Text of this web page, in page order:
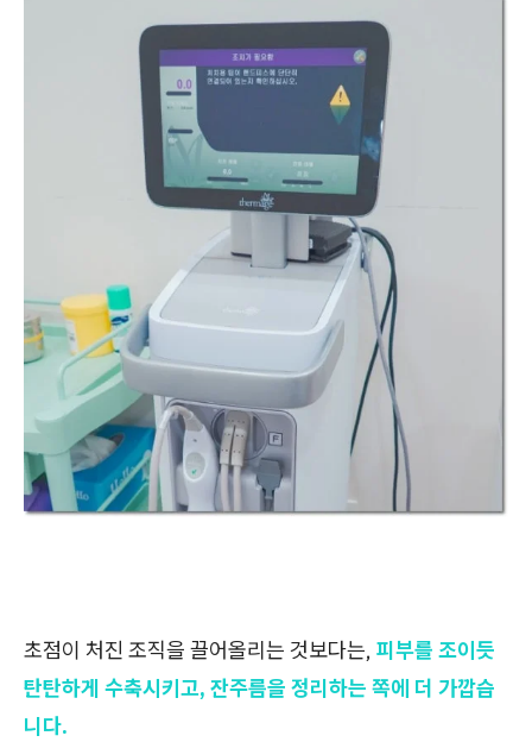
초점이 처진 조직을 끌어올리는 것보다는, 피부를 조이듯
탄탄하게 수축시키고, 잔주름을 정리하는 쪽에 더 가깝습
니다.